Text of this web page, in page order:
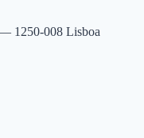
1250-008 Lisboa